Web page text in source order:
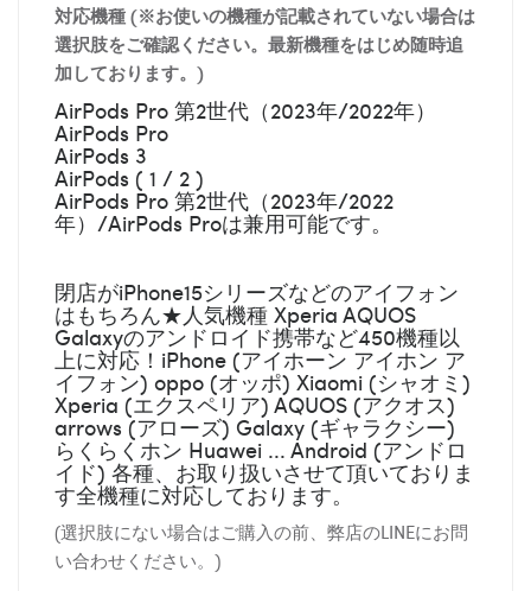
対応機種 (※お使いの機種が記載されていない場合は
選択肢をご確認ください。最新機種をはじめ随時追
加しております。)
AirPods Pro 第2世代（2023年/2022年）
AirPods Pro
AirPods 3
AirPods ( 1 / 2 )
AirPods Pro 第2世代（2023年/2022
年）/AirPods Proは兼用可能です。
閉店がiPhone15シリーズなどのアイフォン
はもちろん★人気機種 Xperia AQUOS
Galaxyのアンドロイド携帯など450機種以
上に対応！iPhone (アイホーン アイホン ア
イフォン) oppo (オッポ) Xiaomi (シャオミ)
Xperia (エクスペリア) AQUOS (アクオス)
arrows (アローズ) Galaxy (ギャラクシー)
らくらくホン Huawei ... Android (アンドロ
イド) 各種、お取り扱いさせて頂いておりま
す全機種に対応しております。
(選択肢にない場合はご購入の前、弊店のLINEにお問
い合わせください。)